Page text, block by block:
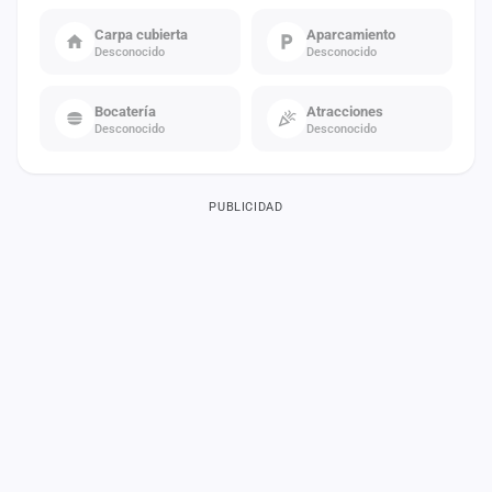
Carpa cubierta
Desconocido
Aparcamiento
Desconocido
Bocatería
Desconocido
Atracciones
Desconocido
PUBLICIDAD